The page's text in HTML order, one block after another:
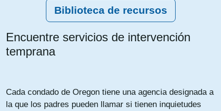
Biblioteca de recursos
Encuentre servicios de intervención
temprana
Cada condado de Oregon tiene una agencia designada a
la que los padres pueden llamar si tienen inquietudes